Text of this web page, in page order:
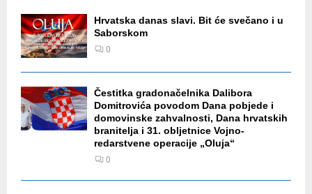
Hrvatska danas slavi. Bit će svečano i u
Saborskom
0
Čestitka gradonačelnika Dalibora
Domitrovića povodom Dana pobjede i
domovinske zahvalnosti, Dana hrvatskih
branitelja i 31. obljetnice Vojno-
redarstvene operacije „Oluja“
0